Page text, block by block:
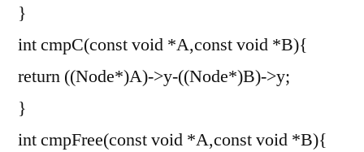
}
int cmpC(const void *A,const void *B){
return ((Node*)A)->y-((Node*)B)->y;
}
int cmpFree(const void *A,const void *B){